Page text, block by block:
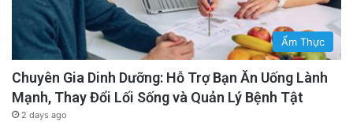
Ẩm Thực
Chuyên Gia Dinh Dưỡng: Hỗ Trợ Bạn Ăn Uống Lành
Mạnh, Thay Đổi Lối Sống và Quản Lý Bệnh Tật
2 days ago